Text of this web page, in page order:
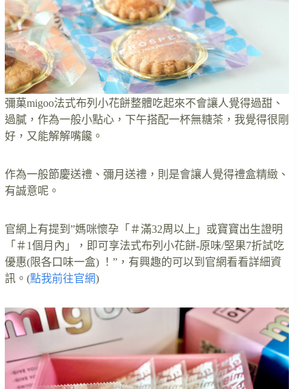
彌菓migoo法式布列小花餅整體吃起來不會讓人覺得過甜、
過膩，作為一般小點心，下午搭配一杯無糖茶，我覺得很剛
好，又能解解嘴饞。
作為一般節慶送禮、彌月送禮，則是會讓人覺得禮盒精緻、
有誠意呢。
官網上有提到”媽咪懷孕「＃滿32周以上」或寶寶出生證明
「＃1個月內」，即可享法式布列小花餅-原味/堅果7折試吃
優惠(限各口味一盒) ！”，有興趣的可以到官網看看詳細資
訊。(點我前往官網)